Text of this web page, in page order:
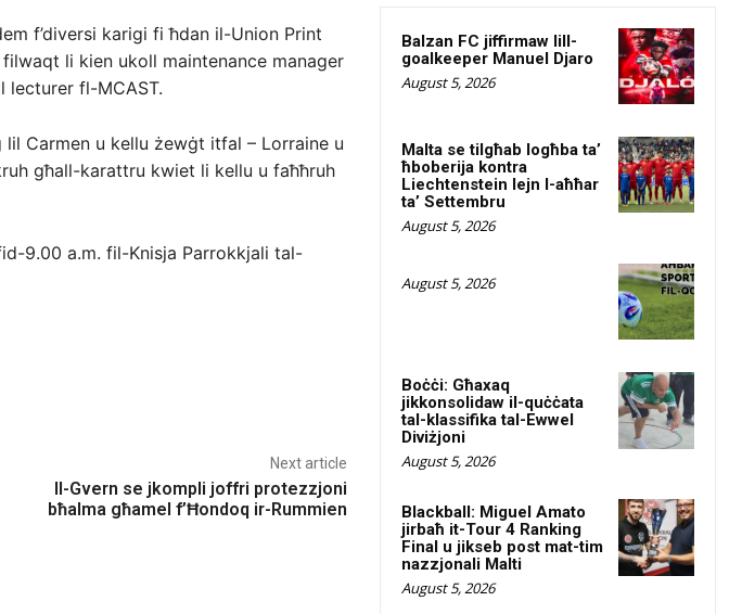
f’diversi karigi fi ħdan il-Union Print
li kien ukoll maintenance manager
lecturer fl-MCAST.
Carmen u kellu żewġt itfal – Lorraine u
għall-karattru kwiet li kellu u faħħruh
9.00 a.m. fil-Knisja Parrokkjali tal-
Next article
Il-Gvern se jkompli joffri protezzjoni
bħalma għamel f’Ħondoq ir-Rummien
Balzan FC jiffirmaw lill-
goalkeeper Manuel Djaro
August 5, 2026
Malta se tilgħab logħba ta’
ħboberija kontra
Liechtenstein lejn l-aħħar
ta’ Settembru
August 5, 2026
August 5, 2026
Boċċi: Għaxaq
jikkonsolidaw il-quċċata
tal-klassifika tal-Ewwel
Diviżjoni
August 5, 2026
Blackball: Miguel Amato
jirbaħ it-Tour 4 Ranking
Final u jikseb post mat-tim
nazzjonali Malti
August 5, 2026